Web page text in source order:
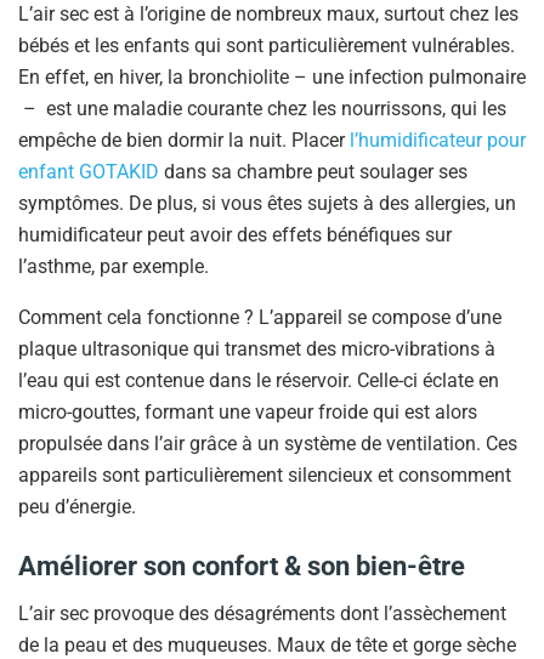
L’air sec est à l’origine de nombreux maux, surtout chez les
bébés et les enfants qui sont particulièrement vulnérables.
En effet, en hiver, la bronchiolite – une infection pulmonaire
– est une maladie courante chez les nourrissons, qui les
empêche de bien dormir la nuit. Placerl’humidificateur pour
enfant GOTAKID dans sa chambre peut soulager ses
symptômes. De plus, si vous êtes sujets à des allergies, un
humidificateur peut avoir des effets bénéfiques sur
l’asthme, par exemple.
Comment cela fonctionne ? L’appareil se compose d’une
plaque ultrasonique qui transmet des micro-vibrations à
l’eau qui est contenue dans le réservoir. Celle-ci éclate en
micro-gouttes, formant une vapeur froide qui est alors
propulsée dans l’air grâce à un système de ventilation. Ces
appareils sont particulièrement silencieux et consomment
peu d’énergie.
Améliorer son confort & son bien-être
L’air sec provoque des désagréments dont l’assèchement
de la peau et des muqueuses. Maux de tête et gorge sèche